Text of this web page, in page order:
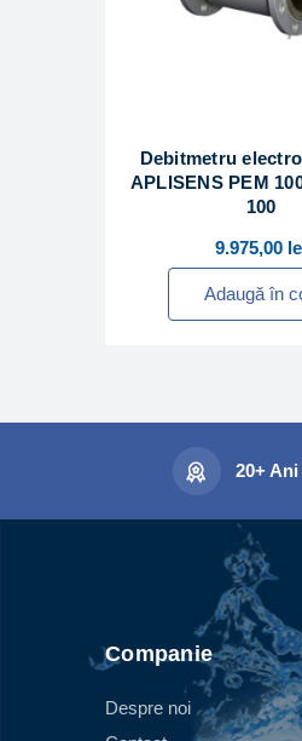
Debitmetru
APLISENS PEM
100
9.975,00
Adaugă în
20+
Companie
Despre noi